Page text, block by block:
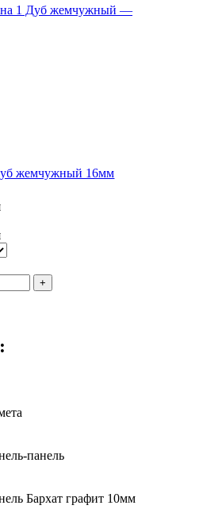
жемчужный 16мм
панель
Бархат графит 10мм